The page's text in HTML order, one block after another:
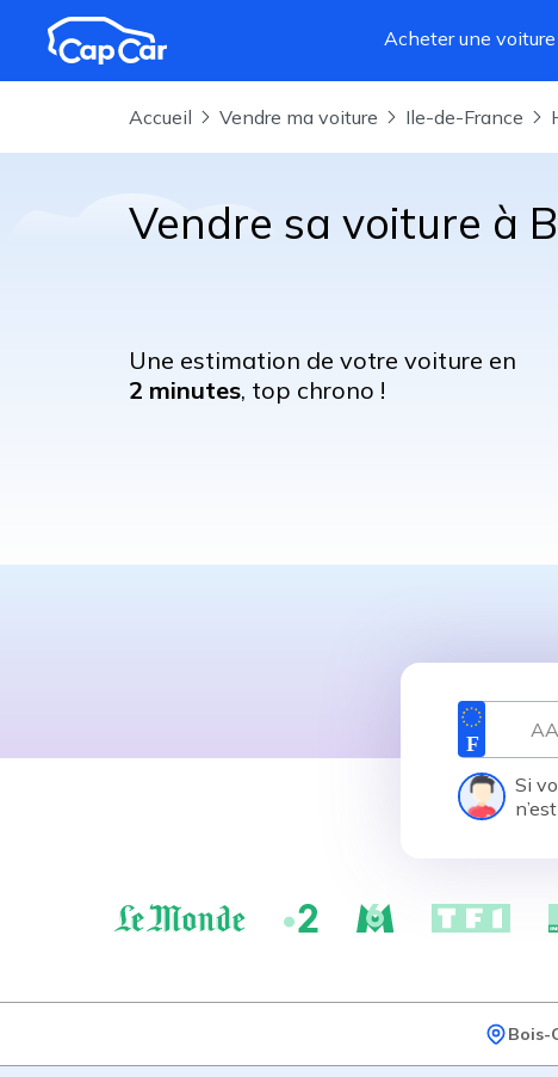
Aller au contenu principal
Acheter une voiture
Accueil Vendre ma voiture Ile-de-France
Vendre sa voiture à
Une estimation de votre voiture en
2 minutes, top chrono !
Si
Bois-